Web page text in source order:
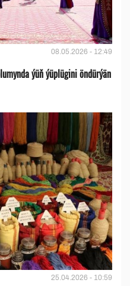
08.05.2026 - 12:49
ýüň ýüplügini öndürýän
25.04.2026 - 10:59